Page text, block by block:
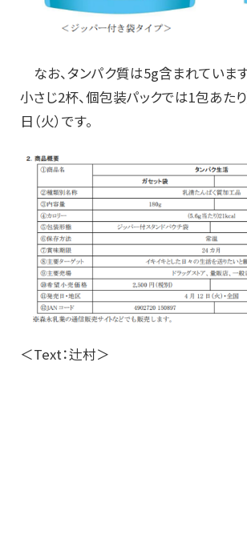
なお、タンパク質は5g含まれていま
小さじ2杯、個包装パックでは1包あた
日（火）です。
＜Text：辻村＞